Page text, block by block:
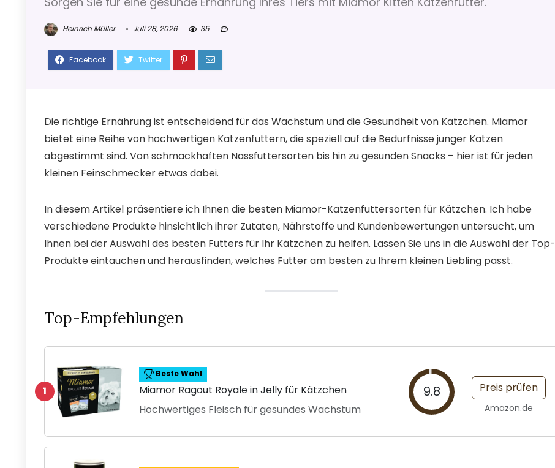
Heinrich Müller Juli 28, 2026 35
Die richtige Ernährung ist entscheidend für das Wachstum und die Gesundheit von Kätzchen. Miamor
bietet eine Reihe von hochwertigen Katzenfuttern, die speziell auf die Bedürfnisse junger Katzen
abgestimmt sind. Von schmackhaften Nassfuttersorten bis hin zu gesunden Snacks – hier ist für jeden
kleinen Feinschmecker etwas dabei.
In diesem Artikel präsentiere ich Ihnen die besten Miamor-Katzenfuttersorten für Kätzchen. Ich habe
verschiedene Produkte hinsichtlich ihrer Zutaten, Nährstoffe und Kundenbewertungen untersucht, um
Ihnen bei der Auswahl des besten Futters für Ihr Kätzchen zu helfen. Lassen Sie uns in die Auswahl der Top-
Produkte eintauchen und herausfinden, welches Futter am besten zu Ihrem kleinen Liebling passt.
Top-Empfehlungen
1
Beste Wahl
Miamor Ragout Royale in Jelly für Kätzchen
Hochwertiges Fleisch für gesundes Wachstum
9.8 Preis prüfen
Amazon.de